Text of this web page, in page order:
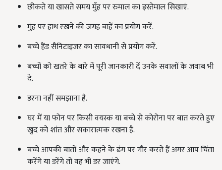
छीकते या खासते समय मुँह पर रुमाल का इस्तेमाल सिखाएं.
मुंह पर हाथ रखने की जगह बाहें का प्रयोग करें.
बच्चे हैंड सैनिटाइजर का सावधानी से प्रयोग करें.
बच्चों को खतरे के बारे में पूरी जानकारी दें उनके सवालों के जवाब भी
दे.
डरना नहीं समझाना है.
घर में या फोन पर किसी वयस्क या बच्चे से कोरोना पर बात करते हुए
खुद को शांत और सकारात्मक रखना है.
बच्चे आपकी बातों और कहने के ढंग पर गौर करते हैं अगर आप चिंता
करेंगे या डरेंगे तो वह भी डर जाएंगे.